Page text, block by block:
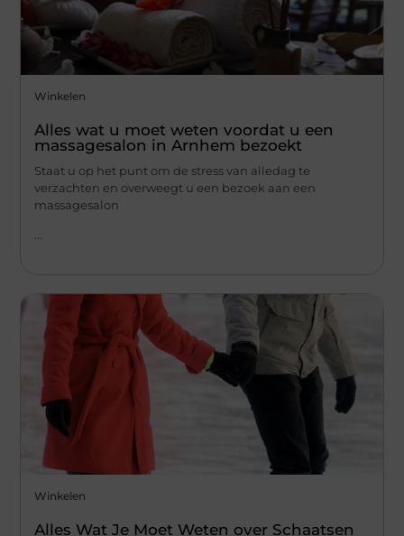
Winkelen
Alles wat u moet weten voordat u een
massagesalon in Arnhem bezoekt
Staat u op het punt om de stress van alledag te
verzachten en overweegt u een bezoek aan een
massagesalon
...
Winkelen
Alles Wat Je Moet Weten over Schaatsen